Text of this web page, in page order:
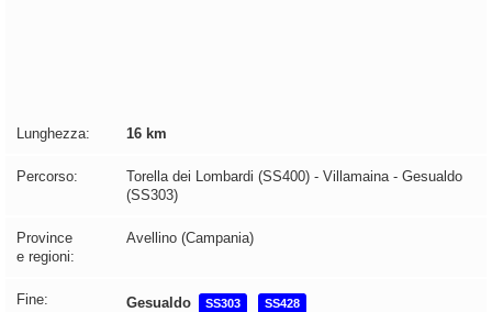
Lunghezza: 16 km
Percorso:
Torella dei Lombardi (SS400) - Villamaina - Gesualdo
(SS303)
Province
e regioni:
Avellino (Campania)
Fine: Gesualdo SS303 SS428